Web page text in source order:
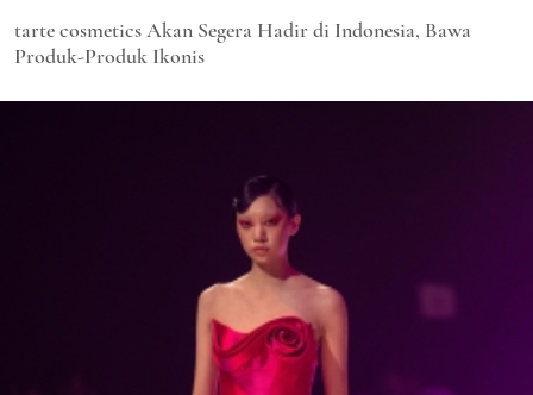
tarte cosmetics Akan Segera Hadir di Indonesia, Bawa
Produk-Produk Ikonis